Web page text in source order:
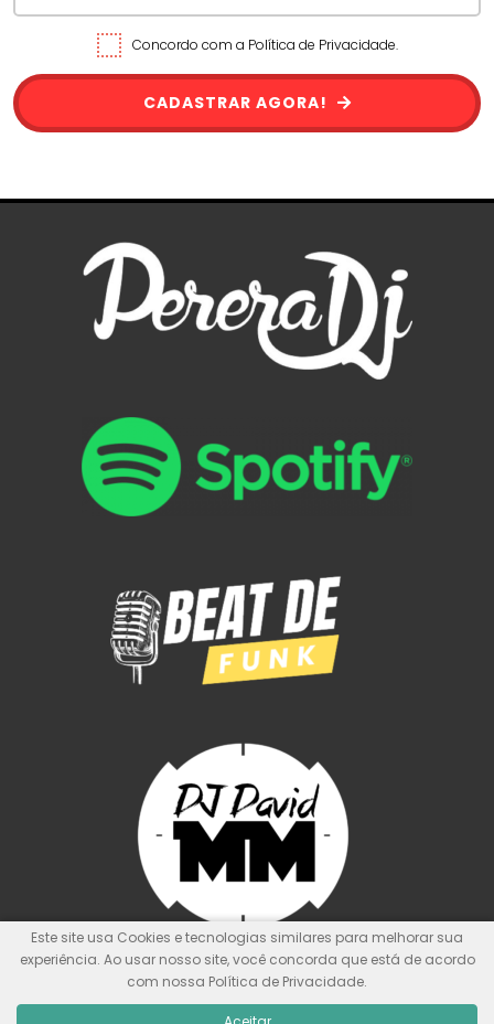
Concordo com a Política de Privacidade.
CADASTRAR AGORA!
Este site usa Cookies e tecnologias similares para melhorar sua
experiência. Ao usar nosso site, você concorda que está de acordo
com nossa Política de Privacidade.